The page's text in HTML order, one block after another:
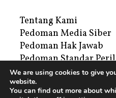
Tentang Kami
Pedoman Media Siber
Pedoman Hak Jawab
Pedoman Standar
Privacy Policy
Periklanan
We are using cookies to give
website.
You can find out more about